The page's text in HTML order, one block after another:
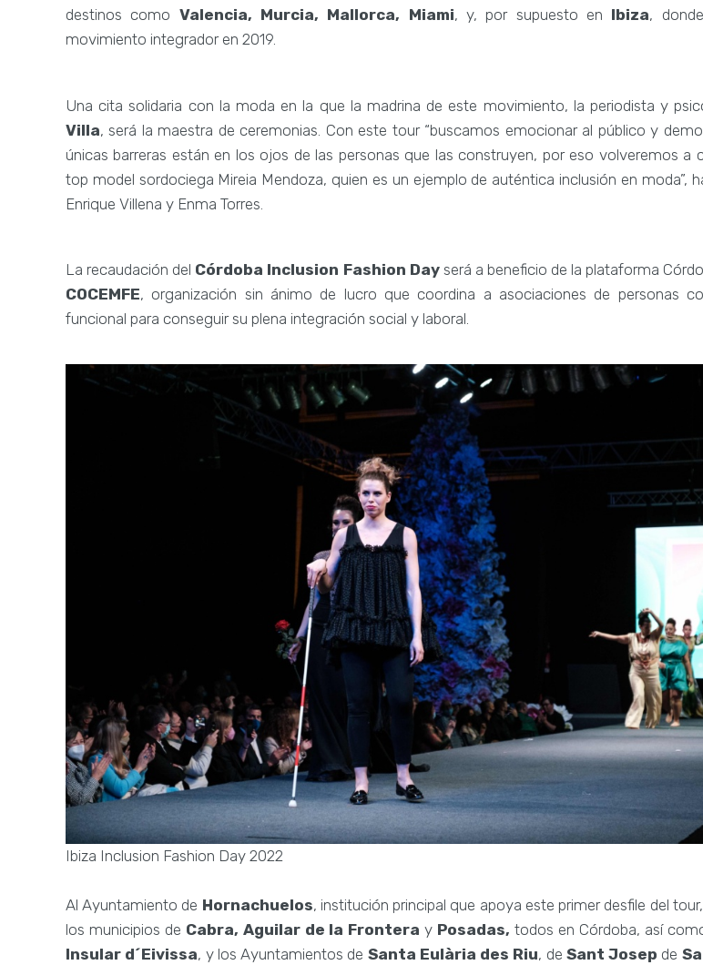
destinos como Valencia, Murcia, Mallorca, Miami, y, por supuesto en Ibiza,
movimiento integrador en 2019.
Una cita solidaria con la moda en la que la madrina de este movimiento, la periodista y
Villa, será la maestra de ceremonias. Con este tour “buscamos emocionar al público y
únicas barreras están en los ojos de las personas que las construyen, por eso volveremos a
top model sordociega Mireia Mendoza, quien es un ejemplo de auténtica inclusión en moda”,
Enrique Villena y Enma Torres.
La recaudación del Córdoba Inclusion Fashion Dayserá a beneficio de la plataforma
COCEMFE, organización sin ánimo de lucro que coordina a asociaciones de personas
funcional para conseguir su plena integración social y laboral.
Ibiza Inclusion Fashion Day 2022
Al Ayuntamiento de Hornachuelos, institución principal que apoya este primer desfile del
los municipios de Cabra, Aguilar de la Frontera y Posadas, todos en Córdoba, así
Insular d´Eivissa, y los Ayuntamientos de Santa Eulària des Riu, de Sant Josep de